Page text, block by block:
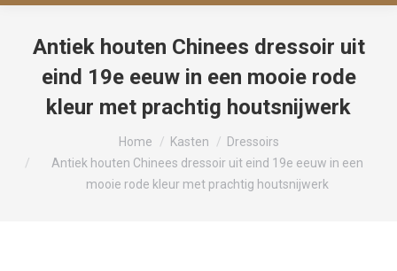
Antiek houten Chinees dressoir uit
eind 19e eeuw in een mooie rode
kleur met prachtig houtsnijwerk
Home Kasten
Dressoirs
Antiek houten Chinees dressoir uit eind 19e eeuw in een
mooie rode kleur met prachtig houtsnijwerk